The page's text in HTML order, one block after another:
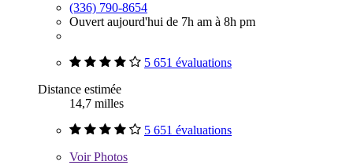
(336) 790-8654
Ouvert aujourd'hui de 7h am à 8h pm
5 651 évaluations
Distance estimée
14,7 milles
5 651 évaluations
VoirPhotos